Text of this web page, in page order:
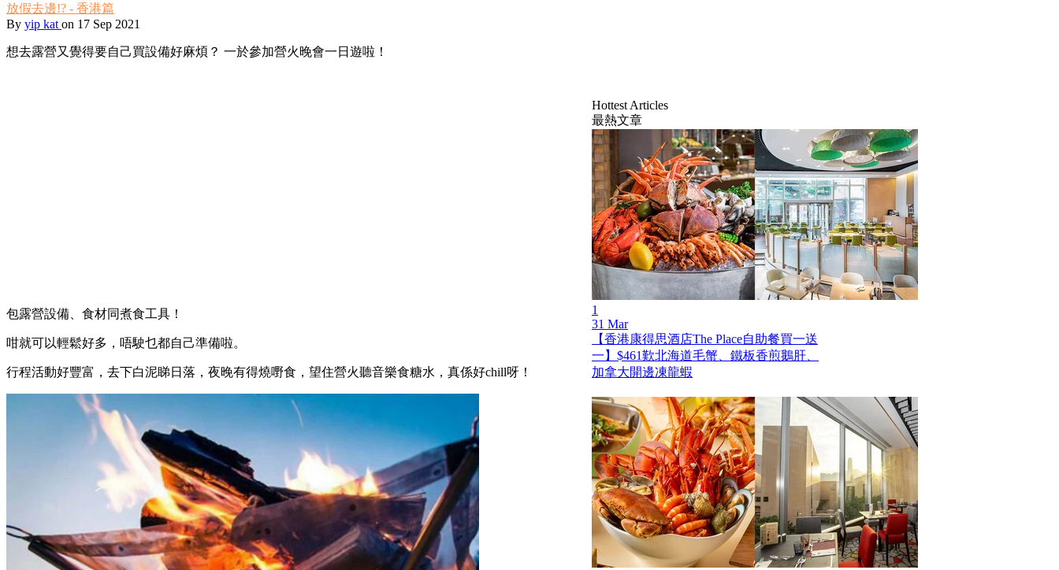
放假去邊!? - 香港篇
By yip kat on 17 Sep 2021
想去露營又覺得要自己買設備好麻煩？ 一於參加營火晚會一日遊啦！
包露營設備、食材同煮食工具！
咁就可以輕鬆好多，唔駛乜都自己準備啦。
行程活動好豐富，去下白泥睇日落，夜晚有得燒嘢食，望住營火聽音樂食糖水，真係好chill呀！
Hottest Articles
最熱文章
1
31 Mar
【香港康得思酒店The Place自助餐買一送
一】$461歎北海道毛蟹、鐵板香煎鵝肝、
加拿大開邊凍龍蝦